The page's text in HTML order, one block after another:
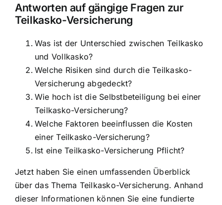
Antworten auf gängige Fragen zur
Teilkasko-Versicherung
Was ist der Unterschied zwischen Teilkasko
und Vollkasko?
Welche Risiken sind durch die Teilkasko-
Versicherung abgedeckt?
Wie hoch ist die Selbstbeteiligung bei einer
Teilkasko-Versicherung?
Welche Faktoren beeinflussen die Kosten
einer Teilkasko-Versicherung?
Ist eine Teilkasko-Versicherung Pflicht?
Jetzt haben Sie einen umfassenden Überblick
über das Thema Teilkasko-Versicherung. Anhand
dieser Informationen können Sie eine fundierte